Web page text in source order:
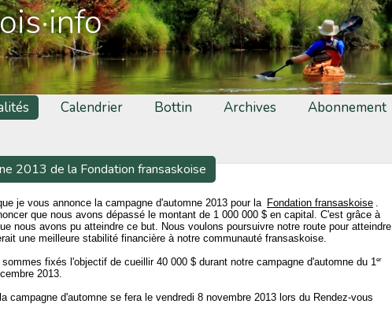
Calendrier Bottin Archives Abonnement
2013 de la Fondation fransaskoise
je vous annonce la campagne d'automne 2013 pour la Fondation fransaskoise .
que nous avons dépassé le montant de 1 000 000 $ en capital. C'est grâce à
nous avons pu atteindre ce but. Nous voulons poursuivre notre route pour atteindre
une meilleure stabilité financière à notre communauté fransaskoise.
fixés l'objectif de cueillir 40 000 $ durant notre campagne d'automne du 1er
2013.
campagne d'automne se fera le vendredi 8 novembre 2013 lors du Rendez-vous